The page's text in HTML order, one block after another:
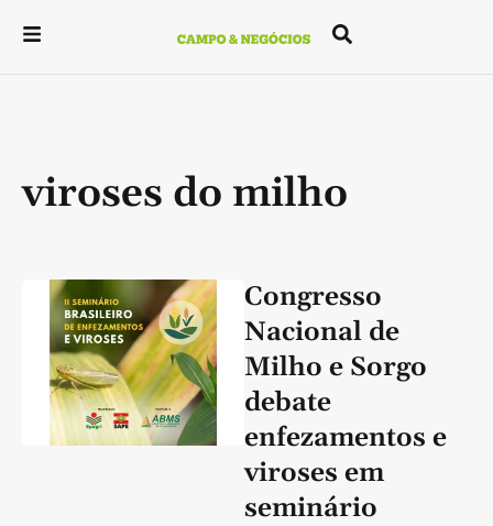
viroses do milho
Congresso
Nacional de
Milho e Sorgo
debate
enfezamentos e
viroses em
seminário